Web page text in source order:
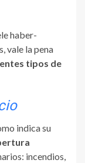
haber-
vale la pena
tipos de
indica su
incendios,